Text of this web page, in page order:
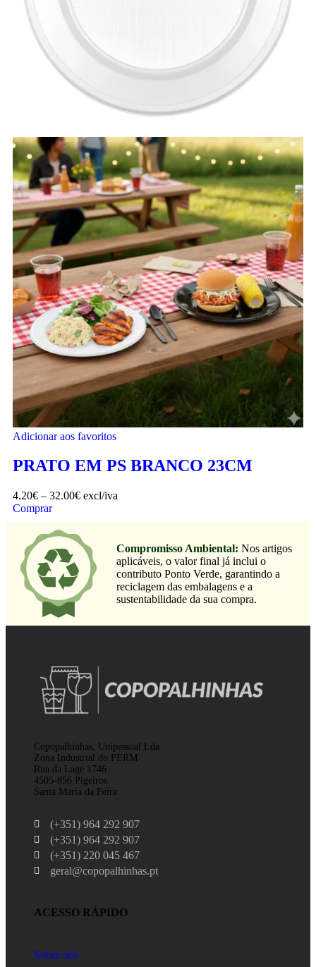
Adicionar aos favoritos
PRATO EM PS BRANCO 23CM
4.20€ – 32.00€ excl/iva
Comprar
Compromisso Ambiental: Nos artigos
aplicáveis, o valor final já inclui o
contributo Ponto Verde, garantindo a
reciclagem das embalagens e a
sustentabilidade da sua compra.
Copopalhinhas, Unipessoal Lda
Zona Industrial do PERM
Rua da Lage 1746
4505-856 Pigeiros
Santa Maria da Feira
(+351) 964 292 907
(+351) 964 292 907
(+351) 220 045 467
geral@copopalhinhas.pt
ACESSO RÁPIDO
Sobre nós